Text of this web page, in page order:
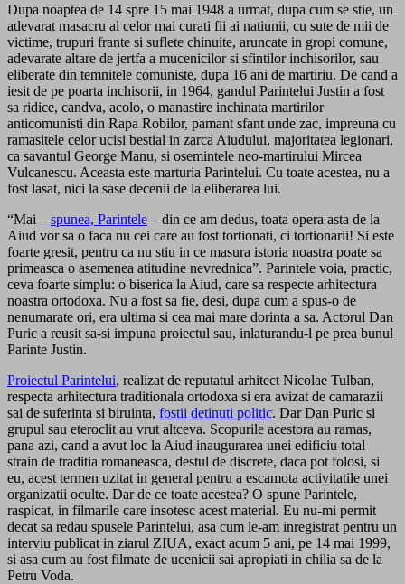
Dupa noaptea de 14 spre 15 mai 1948 a urmat, dupa cum se stie, un
adevarat masacru al celor mai curati fii ai natiunii, cu sute de mii de
victime, trupuri frante si suflete chinuite, aruncate in gropi comune,
adevarate altare de jertfa a mucenicilor si sfintilor inchisorilor, sau
eliberate din temnitele comuniste, dupa 16 ani de martiriu. De cand a
iesit de pe poarta inchisorii, in 1964, gandul Parintelui Justin a fost
sa ridice, candva, acolo, o manastire inchinata martirilor
anticomunisti din Rapa Robilor, pamant sfant unde zac, impreuna cu
ramasitele celor ucisi bestial in zarca Aiudului, majoritatea legionari,
ca savantul George Manu, si osemintele neo-martirului Mircea
Vulcanescu. Aceasta este marturia Parintelui. Cu toate acestea, nu a
fost lasat, nici la sase decenii de la eliberarea lui.
“Mai – spunea, Parintele – din ce am dedus, toata opera asta de la
Aiud vor sa o faca nu cei care au fost tortionati, ci tortionarii! Si este
foarte gresit, pentru ca nu stiu in ce masura istoria noastra poate sa
primeasca o asemenea atitudine nevrednica”. Parintele voia, practic,
ceva foarte simplu: o biserica la Aiud, care sa respecte arhitectura
noastra ortodoxa. Nu a fost sa fie, desi, dupa cum a spus-o de
nenumarate ori, era ultima si cea mai mare dorinta a sa. Actorul Dan
Puric a reusit sa-si impuna proiectul sau, inlaturandu-l pe prea bunul
Parinte Justin.
Proiectul Parintelui, realizat de reputatul arhitect Nicolae Tulban,
respecta arhitectura traditionala ortodoxa si era avizat de camarazii
sai de suferinta si biruinta, fostii detinuti politic. Dar Dan Puric si
grupul sau eteroclit au vrut altceva. Scopurile acestora au ramas,
pana azi, cand a avut loc la Aiud inaugurarea unei edificiu total
strain de traditia romaneasca, destul de discrete, daca pot folosi, si
eu, acest termen uzitat in general pentru a escamota activitatile unei
organizatii oculte. Dar de ce toate acestea? O spune Parintele,
raspicat, in filmarile care insotesc acest material. Eu nu-mi permit
decat sa redau spusele Parintelui, asa cum le-am inregistrat pentru un
interviu publicat in ziarul ZIUA, exact acum 5 ani, pe 14 mai 1999,
si asa cum au fost filmate de ucenicii sai apropiati in chilia sa de la
Petru Voda.